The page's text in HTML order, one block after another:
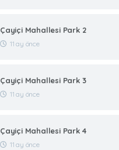
Çayiçi Mahallesi Park 2
11 ay önce
Çayiçi Mahallesi Park 3
11 ay önce
Çayiçi Mahallesi Park 4
11 ay önce